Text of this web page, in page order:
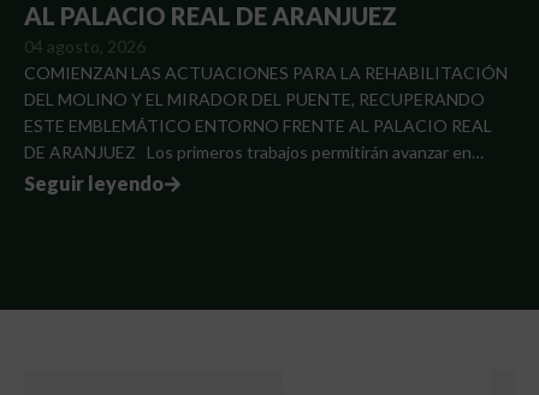
AL PALACIO REAL DE ARANJUEZ
04 agosto, 2026
COMIENZAN LAS ACTUACIONES PARA LA REHABILITACIÓN
DEL MOLINO Y EL MIRADOR DEL PUENTE, RECUPERANDO
ESTE EMBLEMÁTICO ENTORNO FRENTE AL PALACIO REAL
DE ARANJUEZ Los primeros trabajos permitirán avanzar en…
Seguir leyendo